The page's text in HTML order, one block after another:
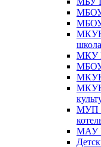
МБОУ
МКУК
МКУ
МБОУ
МКУК
МКУК
МУП
МАУ